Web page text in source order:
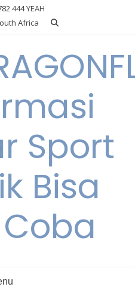
444 YEAH
Africa
Sport
Bisa